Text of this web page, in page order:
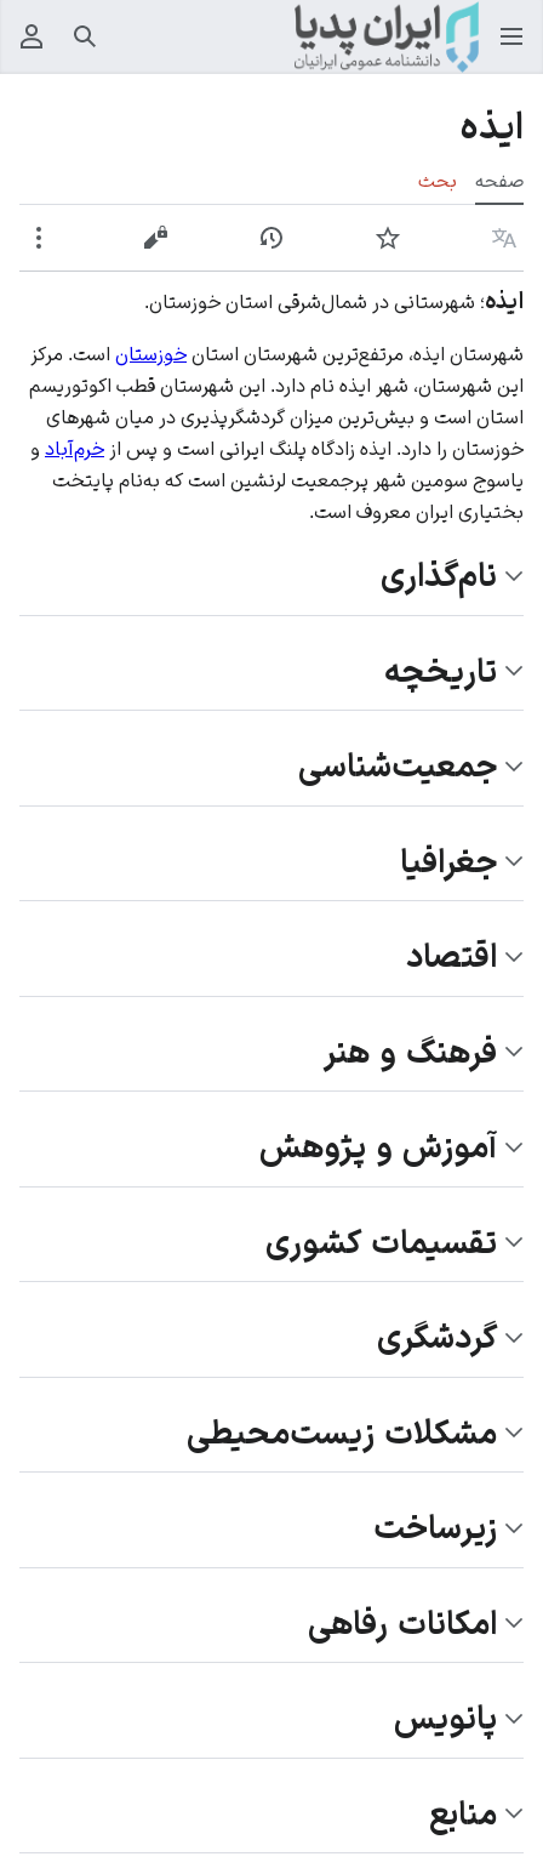
جستجو
ایذه
صفحه بحث
زبان پیگیری نمایش تاریخچهنمایش مبدأ
ایذه؛ شهرستانی در شمال‌شرقی استان خوزستان.
شهرستان ایذه، مرتفع‌ترین شهرستان استان خوزستان است. مرکز
این شهرستان، شهر ایذه نام دارد. این شهرستان قطب اکوتوریسم
استان است و بیش‌ترین میزان گردشگرپذیری در میان شهرهای
خوزستان را دارد. ایذه زادگاه پلنگ ایرانی است و پس از خرم‌آباد و
یاسوج سومین شهر پرجمعیت لرنشین است که به‌نام پایتخت
بختیاری ایران معروف است.
نام‌گذاری
تاریخچه
جمعیت‌شناسی
جغرافیا
اقتصاد
فرهنگ و هنر
آموزش و پژوهش
تقسیمات کشوری
گردشگری
مشکلات زیست‌محیطی
زیرساخت
امکانات رفاهی
پانویس
منابع